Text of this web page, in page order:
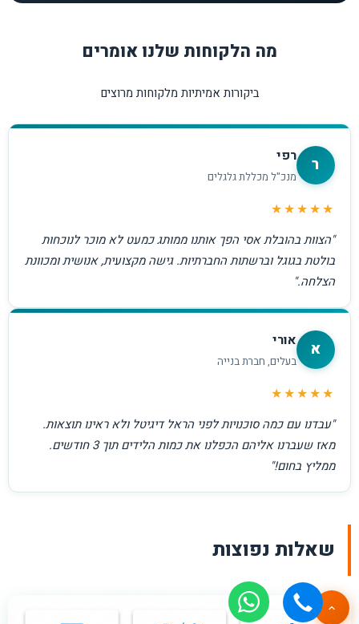
מה הלקוחות שלנו אומרים
ביקורות אמיתיות מלקוחות מרוצים
ר רפי
מנכ"ל מכללת גלגלים
★★★★★
"הצוות בהובלת אסי הפך אותנו ממותג כמעט לא מוכר לנוכחות
בולטת בגוגל וברשתות החברתיות. גישה מקצועית, אנושית ומכוונת
הצלחה."
א אורי
בעלים, חברת בנייה
★★★★★
"עבדנו עם כמה סוכנויות לפני הראל דיגיטל ולא ראינו תוצאות.
מאז שעברנו אליהם הכפלנו את כמות הלידים תוך 3 חודשים.
ממליץ בחום!"
שאלות נפוצות